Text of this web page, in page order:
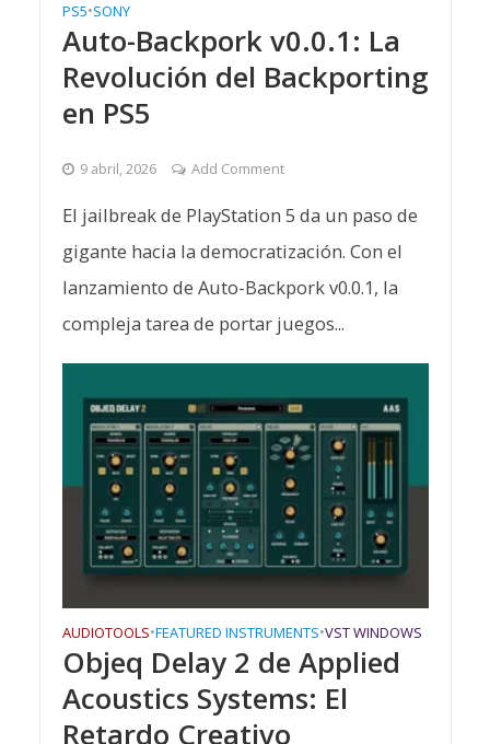
PS5•SONY
Auto-Backpork v0.0.1: La
Revolución del Backporting
en PS5
9 abril, 2026 Add Comment
El jailbreak de PlayStation 5 da un paso de
gigante hacia la democratización. Con el
lanzamiento de Auto-Backpork v0.0.1, la
compleja tarea de portar juegos...
AUDIOTOOLS•FEATURED INSTRUMENTS•VST WINDOWS
Objeq Delay 2 de Applied
Acoustics Systems: El
Retardo Creativo